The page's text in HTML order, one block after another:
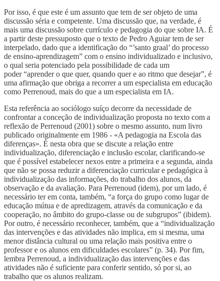
Por isso, é que este é um assunto que tem de ser objeto de uma
discussão séria e competente. Uma discussão que, na verdade, é
mais uma discussão sobre currículo e pedagogia do que sobre IA. É
a partir deste pressuposto que o texto de Pedro Aguiar tem de ser
interpelado, dado que a identificação do “’santo graal’ do processo
de ensino-aprendizagem” com o ensino individualizado e inclusivo,
o qual seria potenciado pela possibilidade de cada um
poder “aprender o que quer, quando quer e ao ritmo que desejar”, é
uma afirmação que obriga a recorrer a um especialista em educação
como Perrenoud, mais do que a um especialista em IA.
Esta referência ao sociólogo suíço decorre da necessidade de
confrontar a conceção de individualização proposta no texto com a
reflexão de Perrenoud (2001) sobre o mesmo assunto, num livro
publicado originalmente em 1986 - «A pedagogia na Escola das
diferenças». É nesta obra que se discute a relação entre
individualização, diferenciação e inclusão escolar, clarificando-se
que é possível estabelecer nexos entre a primeira e a segunda, ainda
que não se possa reduzir a diferenciação curricular e pedagógica à
individualização das informações, do trabalho dos alunos, da
observação e da avaliação. Para Perrenoud (idem), por um lado, é
necessário ter em conta, também, “a força do grupo como lugar de
educação mútua e de apredizagem, através da comunicação e da
cooperação, no âmbito do grupo-classe ou de subgrupos” (ibidem).
Por outro, é necessário reconhecer, também, que a “individualização
das intervenções e das atividades não implica, em si mesma, uma
menor distância cultural ou uma relação mais positiva entre o
professor e os alunos em dificuldades escolares” (p. 34). Por fim,
lembra Perrenoud, a individualização das intervenções e das
atividades não é suficiente para conferir sentido, só por si, ao
trabalho que os alunos realizam.